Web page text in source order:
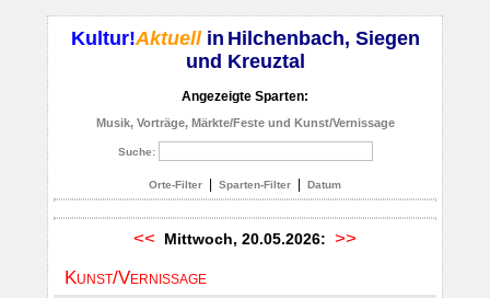
Kultur!Aktuellin Hilchenbach, Siegen
und Kreuztal
Angezeigte Sparten:
Musik, Vorträge, Märkte/Feste und Kunst/Vernissage
Suche:
Orte-Filter Sparten-Filter Datum
<< Mittwoch, 20.05.2026: >>
Kunst/Vernissage